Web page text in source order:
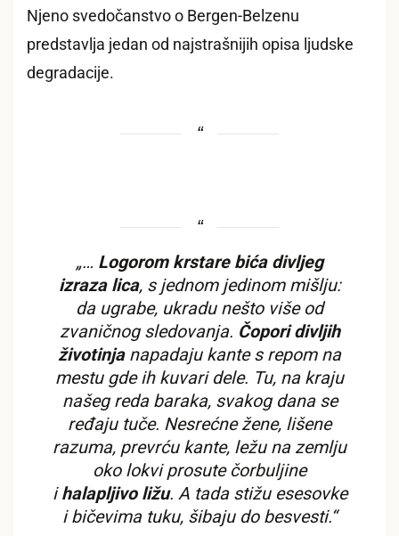
Njeno svedočanstvo o Bergen-Belzenu
predstavlja jedan od najstrašnijih opisa ljudske
degradacije.
„… Logorom krstare bića divljeg
izraza lica, s jednom jedinom mišlju:
da ugrabe, ukradu nešto više od
zvaničnog sledovanja. Čopori divljih
životinjanapadaju kante s repom na
mestu gde ih kuvari dele. Tu, na kraju
našeg reda baraka, svakog dana se
ređaju tuče. Nesrećne žene, lišene
razuma, prevrću kante, ležu na zemlju
oko lokvi prosute čorbuljine
ihalapljivo ližu. A tada stižu esesovke
i bičevima tuku, šibaju do besvesti.“